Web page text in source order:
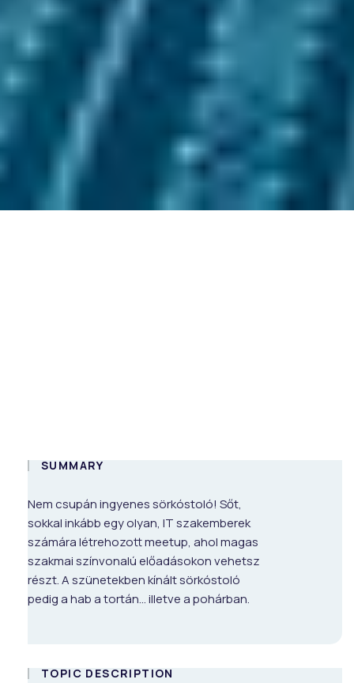
SUMMARY
Nem csupán ingyenes sörkóstoló! Sőt,
sokkal inkább egy olyan, IT szakemberek
számára létrehozott meetup, ahol magas
szakmai színvonalú előadásokon vehetsz
részt. A szünetekben kínált sörkóstoló
pedig a hab a tortán... illetve a pohárban.
TOPIC DESCRIPTION